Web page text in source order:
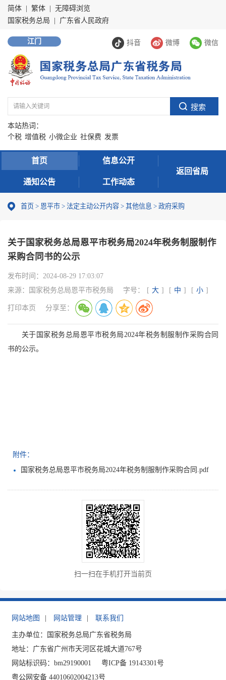
简体 繁体
无障碍浏览
国家税务总局
广东省人民政府
抖音 微博 微信
江门
本站热词：
个税 增值税 小微企业 社保费 发票
首页 信息公开
通知公告 工作动态
返回省局
首页 > 恩平市 > 法定主动公开内容 > 其他信息 > 政府采购
关于国家税务总局恩平市税务局2024年税务制服制作
采购合同书的公示
发布时间： 2024-08-29 17:03:07
来源：
国家税务总局恩平市税务局 字号： [ 大 ] [ 中 ] [ 小 ]
打印本页 分享至：
关于国家税务总局恩平市税务局2024年税务制服制作采购合同
书的公示。
附件：
国家税务总局恩平市税务局2024年税务制服制作采购合同.pdf
扫一扫在手机打开当前页
网站地图 网站管理 联系我们
主办单位：国家税务总局广东省税务局
地址：广东省广州市天河区花城大道767号
网站标识码：bm29190001
粤ICP备 19143301号
粤公网安备 44010602004213号